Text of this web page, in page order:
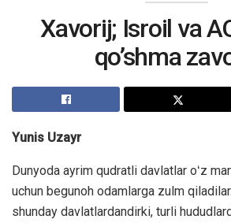
Xavorij; Isroil va
qo’shma
Yunis Uzayr
Dunyoda ayrim qudratli davlatlar oʻz
uchun begunoh odamlarga zulm
shunday davlatlardandirki, turli